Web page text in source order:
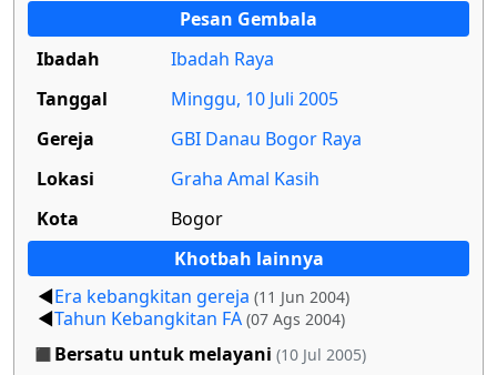
Pesan Gembala
Ibadah
Ibadah Raya
Tanggal
Minggu, 10 Juli 2005
Gereja
GBI Danau Bogor Raya
Lokasi
Graha Amal Kasih
Kota
Bogor
Khotbah lainnya
Era kebangkitan gereja (11 Jun 2004)
Tahun Kebangkitan FA (07 Ags 2004)
Bersatu untuk melayani (10 Jul 2005)